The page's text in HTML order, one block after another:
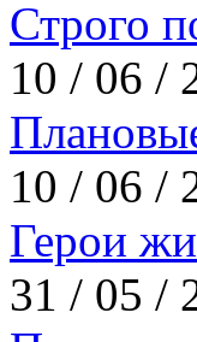
Строго
10 / 06 /
10 / 06 /
Герои
31 / 05 /